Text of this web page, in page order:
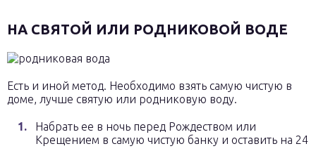
НА СВЯТОЙ ИЛИ РОДНИКОВОЙ ВОДЕ
Есть и иной метод. Необходимо взять самую чистую в
доме, лучше святую или родниковую воду.
Набрать ее в ночь перед Рождеством или
Крещением в самую чистую банку и оставить на 24